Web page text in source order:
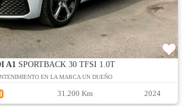
A1 SPORTBACK 30 TFSI 1.0T
EN LA MARCA UN DUEÑO
31.200 Km 2024